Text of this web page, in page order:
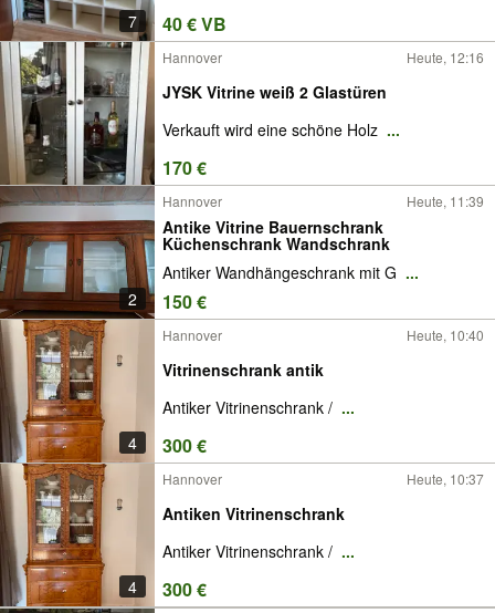
7 40 € VB
Hannover Heute, 12:16
JYSK Vitrine weiß 2 Glastüren
Verkauft wird eine schöne Holz ...
170 €
2
Hannover Heute, 11:39
Antike Vitrine Bauernschrank
Küchenschrank Wandschrank
Antiker Wandhängeschrank mit G ...
150 €
4
Hannover Heute, 10:40
Vitrinenschrank antik
Antiker Vitrinenschrank / ...
300 €
4
Hannover Heute, 10:37
Antiken Vitrinenschrank
Antiker Vitrinenschrank / ...
300 €